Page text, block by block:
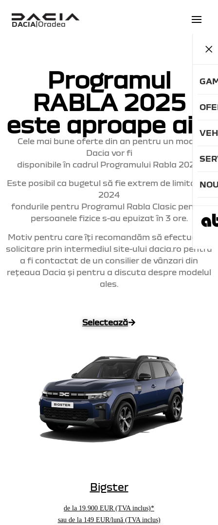
DACIA Oradea
Programul
RABLA 2025
este aproape aici
Cele mai bune oferte din an pentru un model
Dacia vor fi
disponibile în cadrul Programului Rabla 2025.
Este posibil ca bugetul să fie extrem de limitat. În
2024
fondurile pentru Programul Rabla Clasic pentru
persoanele fizice s-au epuizat în 3 ore.
Motiv pentru care îți recomandăm să efectuezi o
solicitare prin intermediul site-ului dacia.ro pentru
a fi contactat de un consilier de vânzari din
rețeaua Dacia și pentru a discuta despre modelul
ales.
Selectează
Bigster
de la 19.900 EUR(TVA inclus)*
sau de la 149 EUR/lună (TVA inclus)